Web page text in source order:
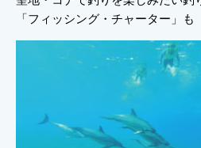
「フィッシング・チャーター」も